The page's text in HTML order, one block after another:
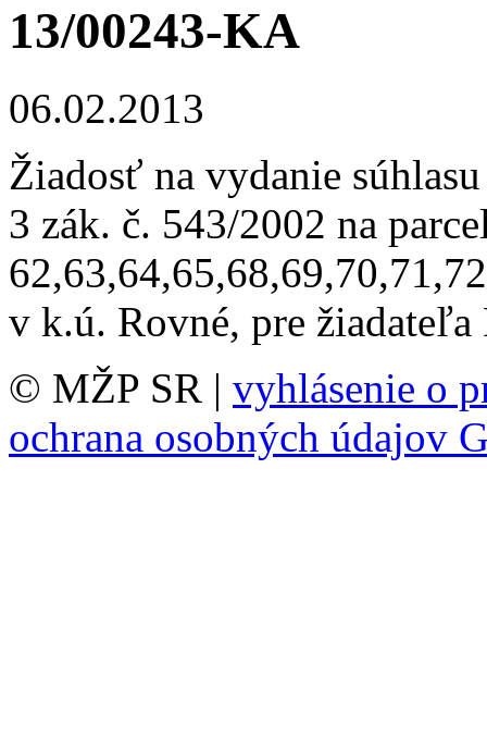
13/00243-KA
06.02.2013
Žiadosť na vydanie
3 zák. č. 543/2002 na
v k.ú. Rovné, pre
© MŽP SR | vyhlásenie o
ochrana osobných údajov